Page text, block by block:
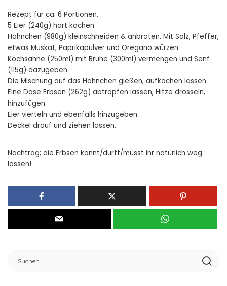
Rezept für ca. 6 Portionen.
5 Eier (240g) hart kochen.
Hähnchen (980g) kleinschneiden & anbraten. Mit Salz, Pfeffer,
etwas Muskat, Paprikapulver und Oregano würzen.
Kochsahne (250ml) mit Brühe (300ml) vermengen und Senf
(115g) dazugeben.
Die Mischung auf das Hähnchen gießen, aufkochen lassen.
Eine Dose Erbsen (262g) abtropfen lassen, Hitze drosseln,
hinzufügen.
Eier vierteln und ebenfalls hinzugeben.
Deckel drauf und ziehen lassen.
Nachtrag; die Erbsen könnt/dürft/müsst ihr natürlich weg
lassen!